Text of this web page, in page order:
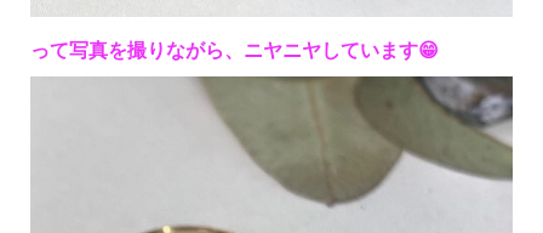
って写真を撮りながら、 ニヤニヤしています😁